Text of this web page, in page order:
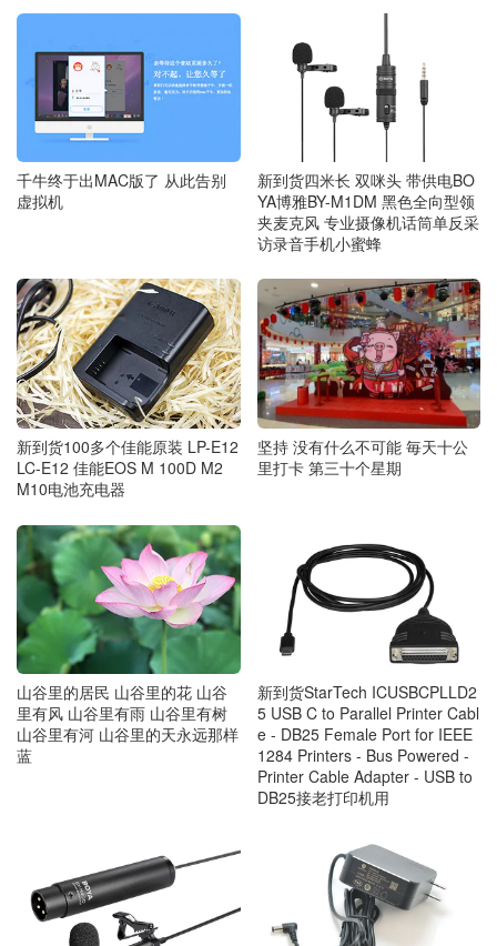
千牛终于出MAC版了 从此告别
虚拟机
新到货四米长 双咪头 带供电BO
YA博雅BY-M1DM 黑色全向型领
夹麦克风 专业摄像机话筒单反采
访录音手机小蜜蜂
新到货100多个佳能原装 LP-E12
LC-E12 佳能EOS M 100D M2
M10电池充电器
坚持 没有什么不可能 毎天十公
里打卡 第三十个星期
山谷里的居民 山谷里的花 山谷
里有风 山谷里有雨 山谷里有树
山谷里有河 山谷里的天永远那样
蓝
新到货StarTech ICUSBCPLLD2
5 USB C to Parallel Printer Cabl
e - DB25 Female Port for IEEE
1284 Printers - Bus Powered -
Printer Cable Adapter - USB to
DB25接老打印机用